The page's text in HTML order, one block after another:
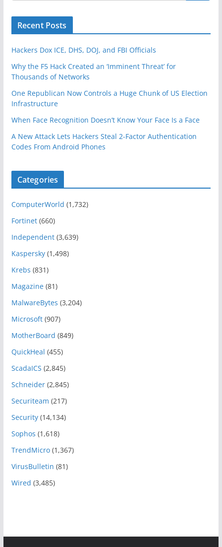
Recent Posts
Hackers Dox ICE, DHS, DOJ, and FBI Officials
Why the F5 Hack Created an ‘Imminent Threat’ for
Thousands of Networks
One Republican Now Controls a Huge Chunk of US Election
Infrastructure
When Face Recognition Doesn’t Know Your Face Is a Face
A New Attack Lets Hackers Steal 2-Factor Authentication
Codes From Android Phones
Categories
ComputerWorld (1,732)
Fortinet(660)
Independent(3,639)
Kaspersky(1,498)
Krebs (831)
Magazine(81)
MalwareBytes (3,204)
Microsoft(907)
MotherBoard (849)
QuickHeal (455)
ScadaICS (2,845)
Schneider(2,845)
Securiteam (217)
Security(14,134)
Sophos (1,618)
TrendMicro(1,367)
VirusBulletin (81)
Wired (3,485)